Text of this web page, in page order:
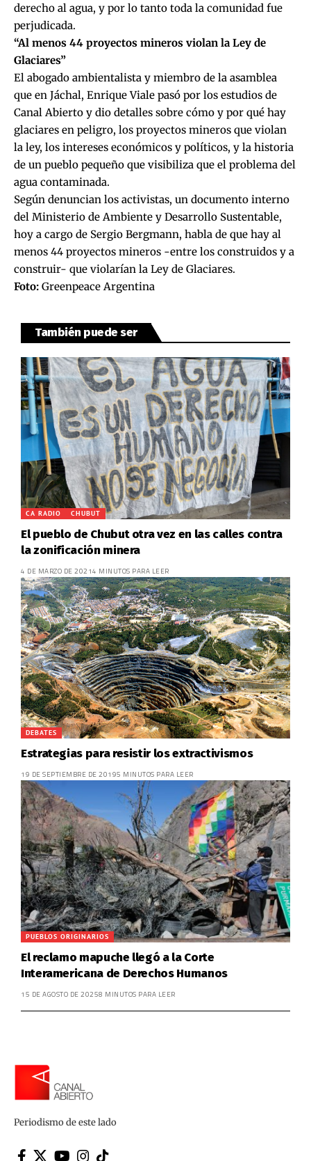
derecho al agua, y por lo tanto toda la comunidad fue
perjudicada.
“Al menos 44 proyectos mineros violan la Ley de
Glaciares”
El abogado ambientalista y miembro de la asamblea
que en Jáchal, Enrique Viale pasó por los estudios de
Canal Abierto y dio detalles sobre cómo y por qué hay
glaciares en peligro, los proyectos mineros que violan
la ley, los intereses económicos y políticos, y la historia
de un pueblo pequeño que visibiliza que el problema del
agua contaminada.
Según denuncian los activistas, un documento interno
del Ministerio de Ambiente y Desarrollo Sustentable,
hoy a cargo de Sergio Bergmann, habla de que hay al
menos 44 proyectos mineros -entre los construidos y a
construir- que violarían la Ley de Glaciares.
Foto: Greenpeace Argentina
También puede ser
CA RADIO CHUBUT
El pueblo de Chubut otra vez en las calles contra
la zonificación minera
4 DE MARZO DE 20214 MINUTOS PARA LEER
DEBATES
Estrategias para resistir los extractivismos
19 DE SEPTIEMBRE DE 20195 MINUTOS PARA LEER
PUEBLOS ORIGINARIOS
El reclamo mapuche llegó a la Corte
Interamericana de Derechos Humanos
15 DE AGOSTO DE 20258 MINUTOS PARA LEER
Periodismo de este lado